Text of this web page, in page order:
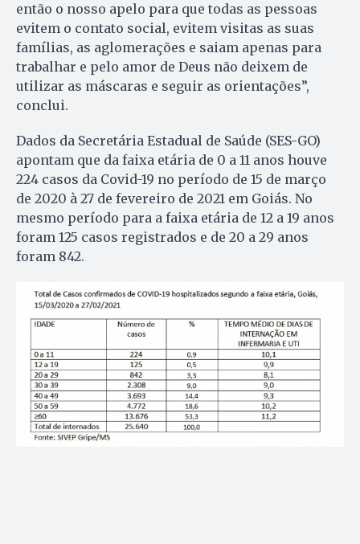
então o nosso apelo para que todas as pessoas
evitem o contato social, evitem visitas as suas
famílias, as aglomerações e saiam apenas para
trabalhar e pelo amor de Deus não deixem de
utilizar as máscaras e seguir as orientações”,
conclui.
Dados da Secretária Estadual de Saúde (SES-GO)
apontam que da faixa etária de 0 a 11 anos houve
224 casos da Covid-19 no período de 15 de março
de 2020 à 27 de fevereiro de 2021 em Goiás. No
mesmo período para a faixa etária de 12 a 19 anos
foram 125 casos registrados e de 20 a 29 anos
foram 842.